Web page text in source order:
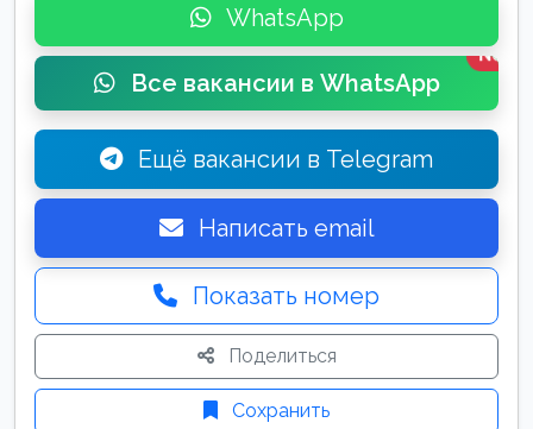
WhatsApp
Все вакансии в WhatsApp
New
Ещё вакансии в Telegram
Написать email
Показать номер
Поделиться
Сохранить